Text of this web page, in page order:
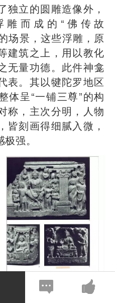
独立的圆雕造像外，
雕而成的“佛传故
场景，这些浮雕，原
建筑之上，用以教化
无量功德。此件神龛
表。其以犍陀罗地区
体呈“一铺三尊”的构
称，主次分明，人物
皆刻画得细腻入微，
强。